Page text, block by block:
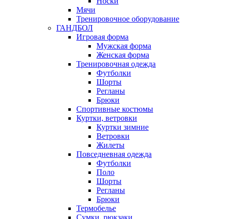
Мячи
Тренировочное оборудование
ГАНДБОЛ
Игровая форма
Мужская форма
Женская форма
Тренировочная одежда
Футболки
Шорты
Регланы
Брюки
Спортивные костюмы
Куртки, ветровки
Куртки зимние
Ветровки
Жилеты
Повседневная одежда
Футболки
Поло
Шорты
Регланы
Брюки
Термобелье